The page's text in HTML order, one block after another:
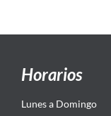
Horarios
Lunes a Domingo